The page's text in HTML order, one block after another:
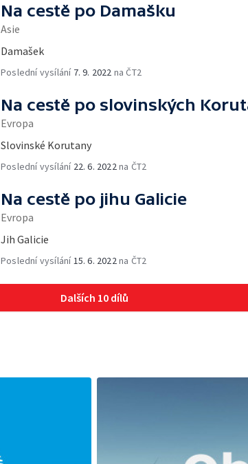
Na cestě po Damašku
Asie
Damašek
Poslední vysílání 7. 9. 2022 na ČT2
Na cestě po slovinských
Evropa
Slovinské Korutany
Poslední vysílání 22. 6. 2022 na ČT2
Na cestě po jihu Galicie
Evropa
Jih Galicie
Poslední vysílání 15. 6. 2022 na ČT2
Dalších 10 dílů